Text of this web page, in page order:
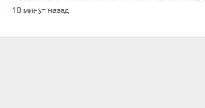
18 минут назад